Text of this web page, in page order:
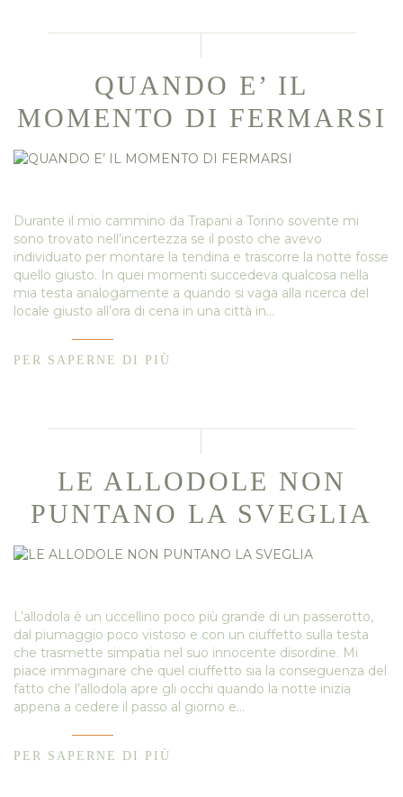
QUANDO E’ IL
MOMENTO DI FERMARSI
Durante il mio cammino da Trapani a Torino sovente mi
sono trovato nell’incertezza se il posto che avevo
individuato per montare la tendina e trascorre la notte fosse
quello giusto. In quei momenti succedeva qualcosa nella
mia testa analogamente a quando si vaga alla ricerca del
locale giusto all’ora di cena in una città in…
PER SAPERNE DI PIÙ
LE ALLODOLE NON
PUNTANO LA SVEGLIA
L’allodola è un uccellino poco più grande di un passerotto,
dal piumaggio poco vistoso e con un ciuffetto sulla testa
che trasmette simpatia nel suo innocente disordine. Mi
piace immaginare che quel ciuffetto sia la conseguenza del
fatto che l’allodola apre gli occhi quando la notte inizia
appena a cedere il passo al giorno e…
PER SAPERNE DI PIÙ